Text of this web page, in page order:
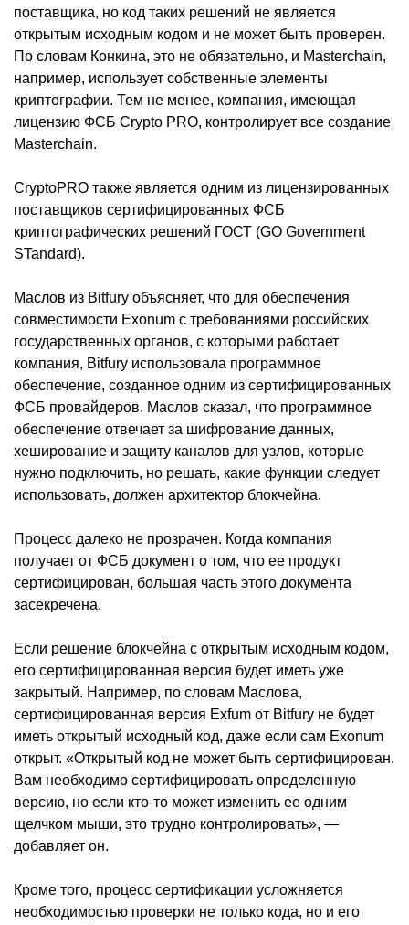
поставщика, но код таких решений не является
открытым исходным кодом и не может быть проверен.
По словам Конкина, это не обязательно, и Masterchain,
например, использует собственные элементы
криптографии. Тем не менее, компания, имеющая
лицензию ФСБ Crypto PRO, контролирует все создание
Masterchain.
CryptoPRO также является одним из лицензированных
поставщиков сертифицированных ФСБ
криптографических решений ГОСТ (GO Government
STandard).
Маслов из Bitfury объясняет, что для обеспечения
совместимости Exonum с требованиями российских
государственных органов, с которыми работает
компания, Bitfury использовала программное
обеспечение, созданное одним из сертифицированных
ФСБ провайдеров. Маслов сказал, что программное
обеспечение отвечает за шифрование данных,
хеширование и защиту каналов для узлов, которые
нужно подключить, но решать, какие функции следует
использовать, должен архитектор блокчейна.
Процесс далеко не прозрачен. Когда компания
получает от ФСБ документ о том, что ее продукт
сертифицирован, большая часть этого документа
засекречена.
Если решение блокчейна с открытым исходным кодом,
его сертифицированная версия будет иметь уже
закрытый. Например, по словам Маслова,
сертифицированная версия Exfum от Bitfury не будет
иметь открытый исходный код, даже если сам Exonum
открыт. «Открытый код не может быть сертифицирован.
Вам необходимо сертифицировать определенную
версию, но если кто-то может изменить ее одним
щелчком мыши, это трудно контролировать», —
добавляет он.
Кроме того, процесс сертификации усложняется
необходимостью проверки не только кода, но и его